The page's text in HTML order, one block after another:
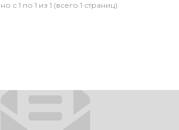
с 1 по 1 из 1 (всего 1 страниц)